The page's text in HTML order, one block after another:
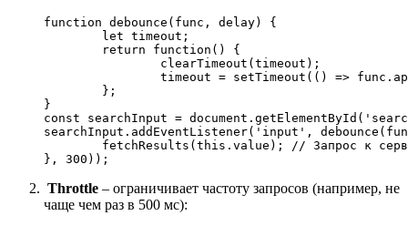
function debounce ( func, delay) {
let timeout;
return
function ( ) {
clearTimeout (timeout);
		timeout =
setTimeout ( () => func.
const searchInput = document . getElementById (
searchInput. addEventListener( 'input' , debounce (
fetchResults ( this . value );
// Запрос к
}, 300 ));
Throttle – ограничивает частоту запросов (например, не
чаще чем раз в 500 мс):